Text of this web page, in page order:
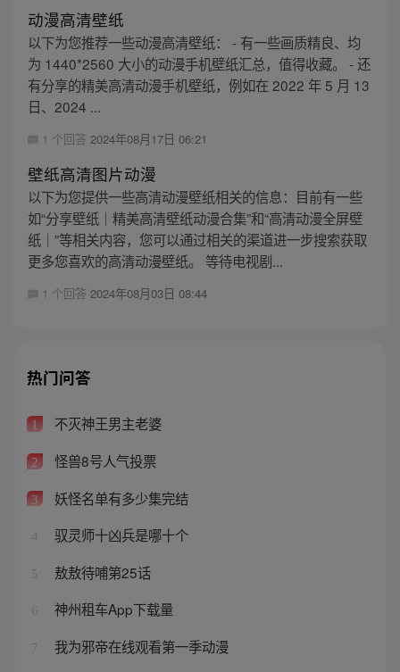
动漫高清壁纸
以下为您推荐一些动漫高清壁纸： - 有一些画质精良、均
为 1440*2560 大小的动漫手机壁纸汇总，值得收藏。 - 还
有分享的精美高清动漫手机壁纸，例如在 2022 年 5 月 13
日、2024 ...
1 个回答 2024年08月17日 06:21
壁纸高清图片动漫
以下为您提供一些高清动漫壁纸相关的信息：目前有一些
如“分享壁纸｜精美高清壁纸动漫合集”和“高清动漫全屏壁
纸｜”等相关内容，您可以通过相关的渠道进一步搜索获取
更多您喜欢的高清动漫壁纸。 等待电视剧...
1 个回答 2024年08月03日 08:44
热门问答
1 不灭神王男主老婆
2 怪兽8号人气投票
3 妖怪名单有多少集完结
4 驭灵师十凶兵是哪十个
5 敖敖待哺第25话
6 神州租车App下载量
7 我为邪帝在线观看第一季动漫